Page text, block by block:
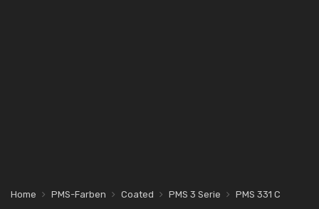
Home PMS-Farben Coated PMS 3 Serie PMS 331 C